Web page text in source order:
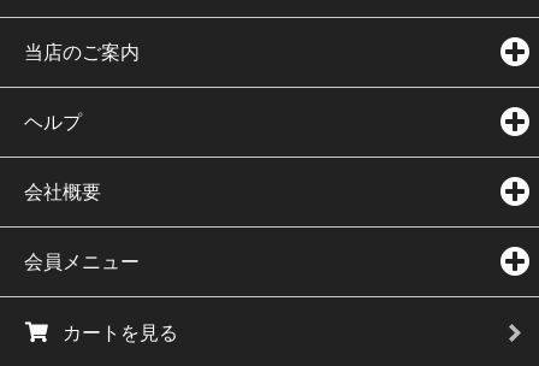
当店のご案内
ヘルプ
会社概要
会員メニュー
カートを見る